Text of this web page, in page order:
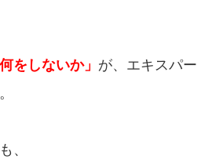
をしないか」 が、エキスパー
、